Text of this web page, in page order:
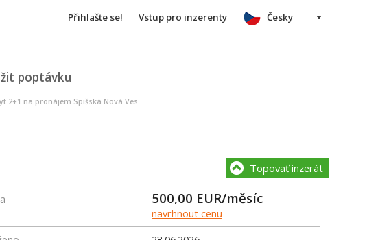
Přihlašte se! Vstup pro inzerenty
poptávku
Česky
2+1 na pronájem Spišská Nová Ves
Topovať inzerát
500,00 EUR/měsíc
navrhnout cenu